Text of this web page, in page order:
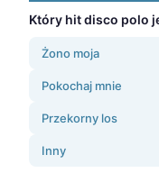
Który hit disco polo
Żono moja
Pokochaj mnie
Przekorny los
Inny